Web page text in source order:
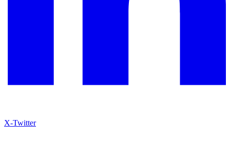
X-Twitter